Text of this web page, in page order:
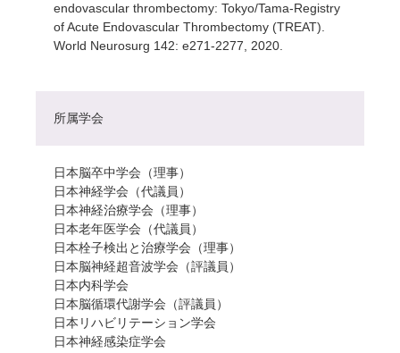
endovascular thrombectomy: Tokyo/Tama-Registry
of Acute Endovascular Thrombectomy (TREAT).
World Neurosurg 142: e271-2277, 2020.
所属学会
日本脳卒中学会（理事）
日本神経学会（代議員）
日本神経治療学会（理事）
日本老年医学会（代議員）
日本栓子検出と治療学会（理事）
日本脳神経超音波学会（評議員）
日本内科学会
日本脳循環代謝学会（評議員）
日本リハビリテーション学会
日本神経感染症学会